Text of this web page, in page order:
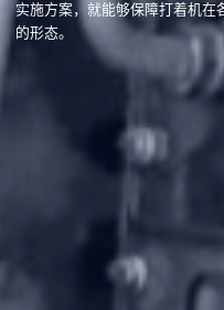
实施方案，就能够保障打着机在
的形态。